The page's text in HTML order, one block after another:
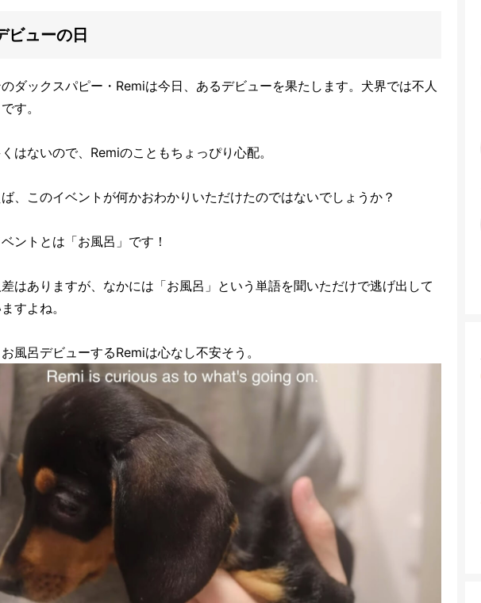
ビューの日
ダックスパピー・Remiは今日、あるデビューを果たします。犬界では不人
す。
はないので、Remiのこともちょっぴり心配。
、このイベントが何かおわかりいただけたのではないでしょうか？
ントとは「お風呂」です！
はありますが、なかには「お風呂」という単語を聞いただけで逃げ出して
すよね。
風呂デビューするRemiは心なし不安そう。